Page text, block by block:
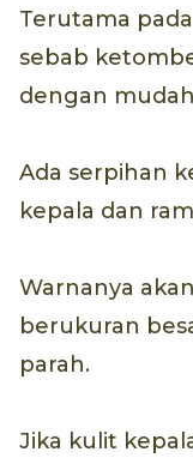
Terutama
sebab
dengan
Ada serpihan
kepala dan
Warnanya
berukuran
parah.
Jika kulit